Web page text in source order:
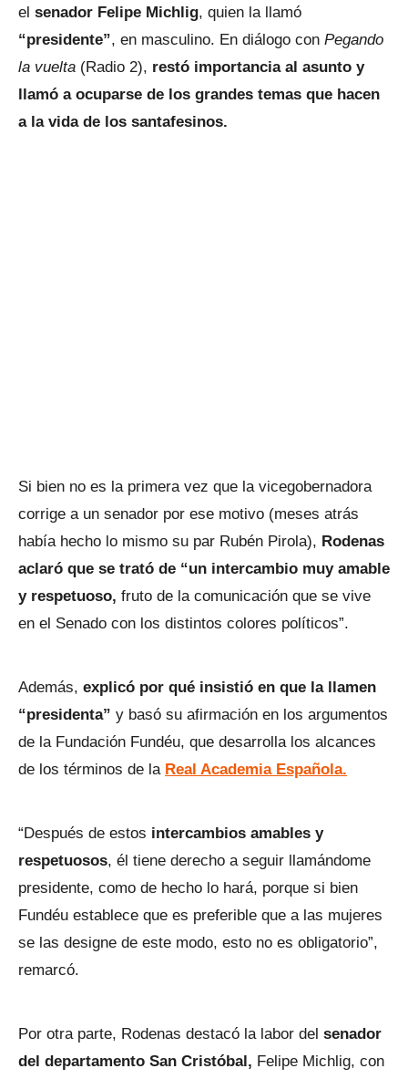
el senador Felipe Michlig, quien la llamó
“presidente”, en masculino. En diálogo con Pegando
la vuelta (Radio 2), restó importancia al asunto y
llamó a ocuparse de los grandes temas que hacen
a la vida de los santafesinos.
Si bien no es la primera vez que la vicegobernadora
corrige a un senador por ese motivo (meses atrás
había hecho lo mismo su par Rubén Pirola), Rodenas
aclaró que se trató de “un intercambio muy amable
y respetuoso, fruto de la comunicación que se vive
en el Senado con los distintos colores políticos”.
Además, explicó por qué insistió en que la llamen
“presidenta” y basó su afirmación en los argumentos
de la Fundación Fundéu, que desarrolla los alcances
de los términos de la Real Academia Española.
“Después de estos intercambios amables y
respetuosos, él tiene derecho a seguir llamándome
presidente, como de hecho lo hará, porque si bien
Fundéu establece que es preferible que a las mujeres
se las designe de este modo, esto no es obligatorio”,
remarcó.
Por otra parte, Rodenas destacó la labor del senador
del departamento San Cristóbal, Felipe Michlig, con